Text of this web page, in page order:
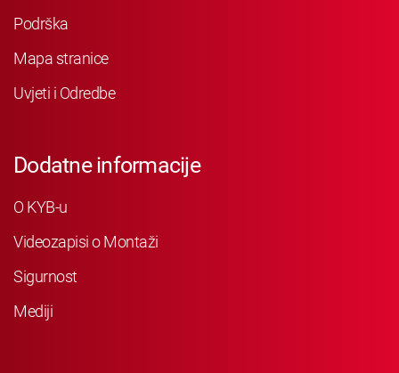
Podrška
Mapa stranice
Uvjeti i Odredbe
Dodatne informacije
O KYB-u
Videozapisi o Montaži
Sigurnost
Mediji